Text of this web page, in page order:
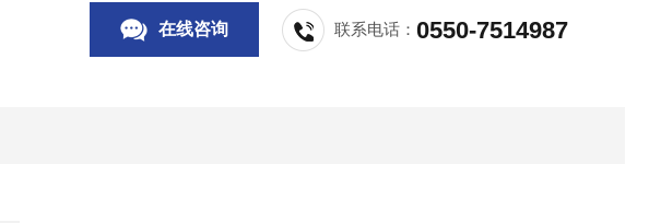
在线咨询 联系电话：0550-7514987